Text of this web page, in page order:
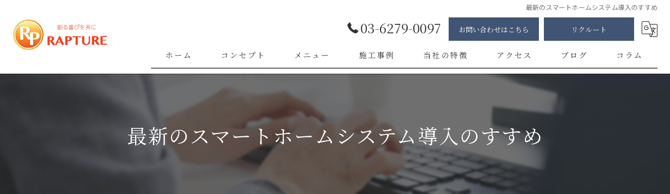
最新のスマートホームシステム導入のすすめ
03-6279-0097 お問い合わせはこちら リクルート
ホーム コンセプト メニュー 施工事例 当社の特徴
ブレーカー
スイッチ
コンセント
アクセス ブログ コラム
最新のスマートホームシステム導入のすすめ